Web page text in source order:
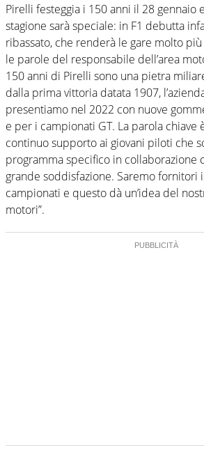
Pirelli festeggia i 150 anni il 28 gennaio
stagione sarà speciale: in F1 debutta
ribassato, che renderà le gare molto
le parole del responsabile dell’area
150 anni di Pirelli sono una pietra
dalla prima vittoria datata 1907,
presentiamo nel 2022 con nuove
e per i campionati GT. La parola chiave
continuo supporto ai giovani piloti che
programma specifico in collaborazione
grande soddisfazione. Saremo fornitori
campionati e questo dà un’idea del
motori”.